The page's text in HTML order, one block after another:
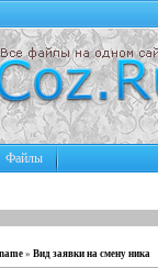
Файлы
» Вид заявки на смену ника